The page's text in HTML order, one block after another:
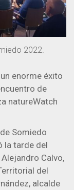
2022.
enorme éxito
de
natureWatch
Somiedo
la tarde del
Calvo,
del
alcalde